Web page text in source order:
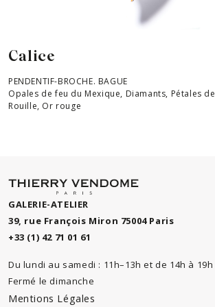
Calice
PENDENTIF-BROCHE. BAGUE
Opales de feu du Mexique, Diamants, Pétales de
Rouille, Or rouge
GALERIE-ATELIER
39, rue François Miron 75004 Paris
+33 (1) 42 71 01 61
Du lundi au samedi : 11h–13h et de 14h à 19h
Fermé le dimanche
Mentions Légales